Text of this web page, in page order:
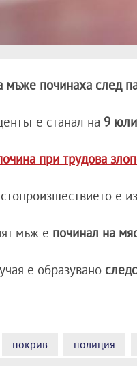
мъже починаха след
е станал на 9
при трудова
е
мъж е починал на
е образувано
покрив полиция